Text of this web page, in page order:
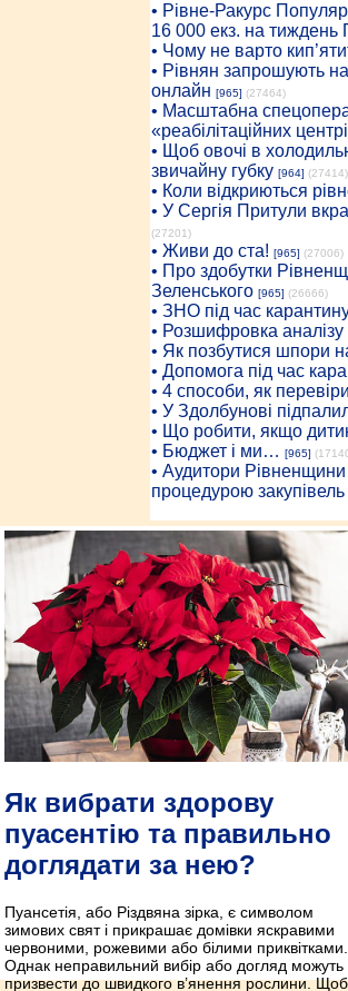
• Рiвне-Ракурс
16 000 екз. на тиждень
• Чому не варто
• Рівнян запрошують
онлайн [965] (27464)
• Масштабна
«реабілітаційних
• Щоб овочі в
звичайну губку [964] (27414)
• Коли відкриються
• У Сергія Притули
(27201)
• Живи до ста! [965] (27006)
• Про здобутки
Зеленського [965] (26666)
• ЗНО під час
• Розшифровка аналізу
• Як позбутися шпори
• Допомога під час
• 4 способи, як
• У Здолбунові
• Що робити, якщо
• Бюджет і ми… [965]
• Аудитори
процедурою
Як вибрати здорову
пуасентію та правильно
доглядати за нею?
Пуансетія, або Різдвяна зірка, є символом
зимових свят і прикрашає домівки яскравими
червоними, рожевими або білими приквітками.
Однак неправильний вибір або догляд можуть
призвести до швидкого в’янення рослини. Щоб